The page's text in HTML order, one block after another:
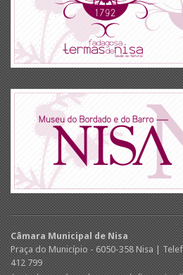
Câmara Municipal de Nisa
Praça do Município - 6050-358 Nisa |
412 799